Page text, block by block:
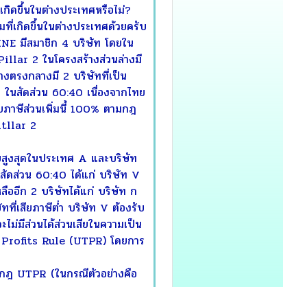
ดขึ้นในต่างประเทศหรือไม่?
เกิดขึ้นในต่างประเทศด้วยครับ
มีสมาชิก 4 บริษัท โดยใน
2 ในโครงสร้างส่วนล่างมี
ตรงกลางมี 2 บริษัทที่เป็น
สัดส่วน 60:40 เนื่องจากไทย
าษีส่วนเพิ่มนี้ 100% ตามกฎ
2
สุดในประเทศ A และบริษัท
ดส่วน 60:40 ได้แก่ บริษัท V
ออีก 2 บริษัทได้แก่ บริษัท ก
เสียภาษีต่ำ บริษัท V ต้องรับ
มีส่วนได้ส่วนเสียในความเป็น
Rule (UTPR) โดยการ
UTPR (ในกรณีตัวอย่างคือ